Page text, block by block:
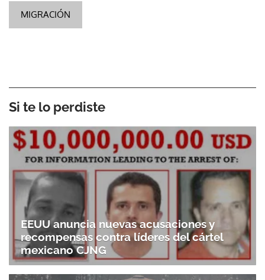
MIGRACIÓN
Si te lo perdiste
EEUU anuncia nuevas acusaciones y
recompensas contra líderes del cártel
mexicano CJNG